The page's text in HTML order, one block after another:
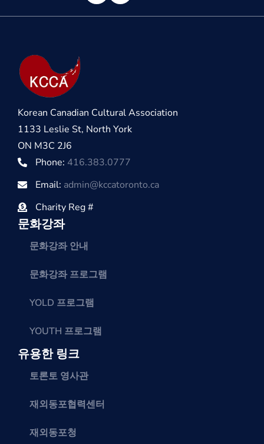
Korean Canadian Cultural Association
1133 Leslie St, North York
ON M3C 2J6
Phone: 416.383.0777
Email: admin@kccatoronto.ca
Charity Reg #
문화강좌
문화강좌 안내
문화강좌 프로그램
YOLD 프로그램
YOUTH 프로그램
유용한 링크
토론토 영사관
재외동포협력센터
재외동포청